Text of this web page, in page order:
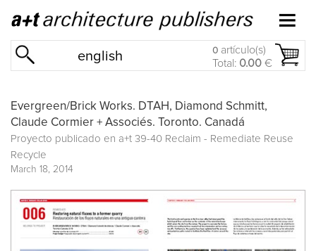
english 0 artículo(s)
Total: 0.00 €
Evergreen/Brick Works. DTAH, Diamond Schmitt,
Claude Cormier + Associés. Toronto. Canadá
Proyecto publicado en a+t 39-40 Reclaim - Remediate Reuse
Recycle
March 18, 2014